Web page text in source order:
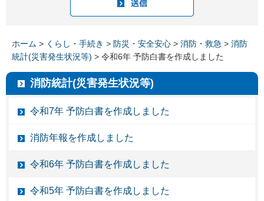
ホーム > くらし・手続き > 防災・安全安心 > 消防・救急 > 消防
統計(災害発生状況等) > 令和6年 予防白書を作成しました
消防統計(災害発生状況等)
令和7年 予防白書を作成しました
消防年報を作成しました
令和6年 予防白書を作成しました
令和5年 予防白書を作成しました